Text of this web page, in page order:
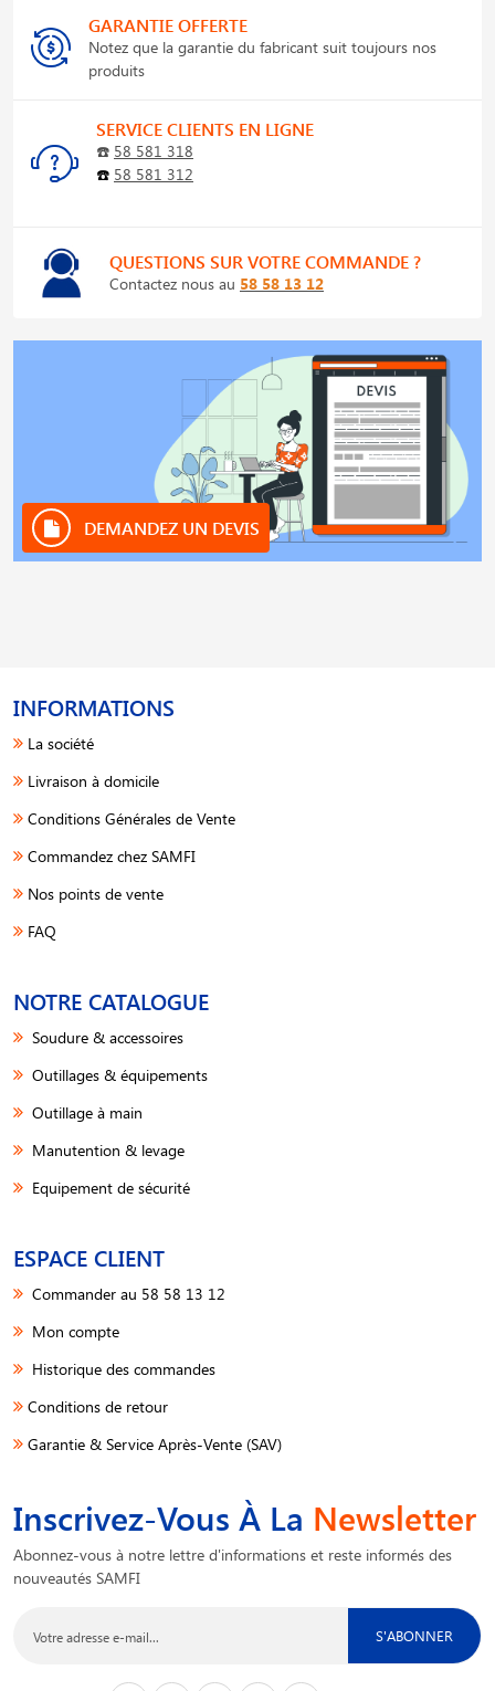
GARANTIE OFFERTE
Notez que la garantie du fabricant suit toujours nos
produits
SERVICE CLIENTS EN LIGNE
☎️ 58 581 318
☎️ 58 581 312
QUESTIONS SUR VOTRE COMMANDE ?
Contactez nous au 58 58 13 12
DEMANDEZ UN DEVIS
INFORMATIONS
La société
Livraison à domicile
Conditions Générales de Vente
Commandez chez SAMFI
Nos points de vente
FAQ
NOTRE CATALOGUE
Soudure & accessoires
Outillages & équipements
Outillage à main
Manutention & levage
Equipement de sécurité
ESPACE CLIENT
Commander au 58 58 13 12
Mon compte
Historique des commandes
Conditions de retour
Garantie & Service Après-Vente (SAV)
Inscrivez-Vous À La Newsletter
Abonnez-vous à notre lettre d'informations et reste informés des
nouveautés SAMFI
S'ABONNER